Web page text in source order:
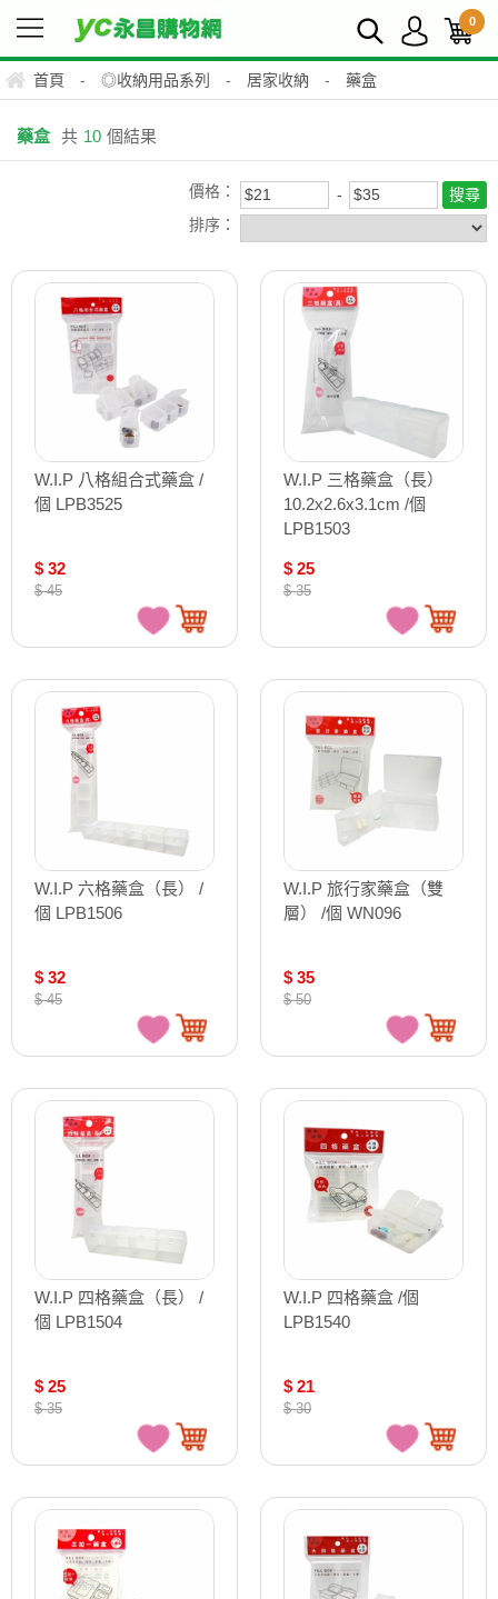
0
首頁 - ◎收納用品系列 - 居家收納 - 藥盒
藥盒 共 10 個結果
價格：
排序：
W.I.P 八格組合式藥盒 /
個 LPB3525
$ 32
$ 45
W.I.P 三格藥盒（長）
10.2x2.6x3.1cm /個
LPB1503
$ 25
$ 35
W.I.P 六格藥盒（長） /
個 LPB1506
$ 32
$ 45
W.I.P 旅行家藥盒（雙
層） /個 WN096
$ 35
$ 50
W.I.P 四格藥盒（長） /
個 LPB1504
$ 25
$ 35
W.I.P 四格藥盒 /個
LPB1540
$ 21
$ 30